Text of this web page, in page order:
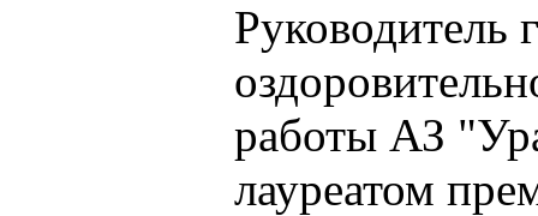
Руководитель
работы АЗ
лауреатом